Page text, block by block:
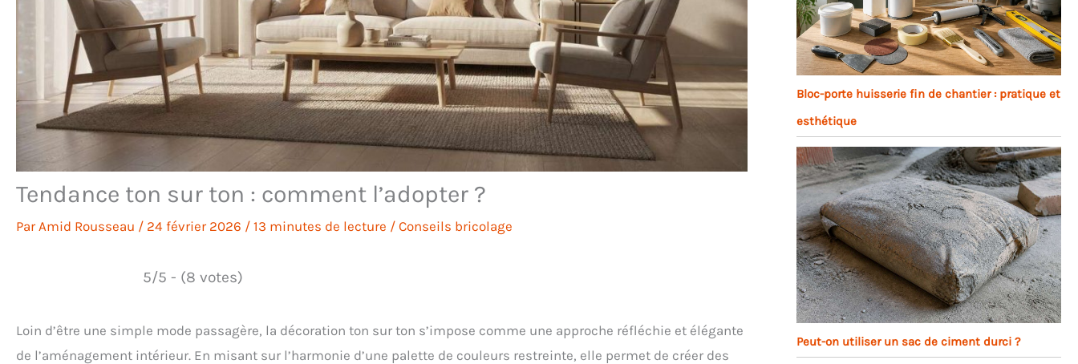
Tendance ton sur ton : comment l’adopter ?
ParAmid Rousseau / 24 février 2026 / 13 minutes de lecture / Conseils bricolage
5/5 - (8 votes)
Loin d’être une simple mode passagère, la décoration ton sur ton s’impose comme une approche réfléchie et élégante
de l’aménagement intérieur. En misant sur l’harmonie d’une palette de couleurs restreinte, elle permet de créer des
Bloc-porte huisserie fin de chantier : pratique et
esthétique
Peut-on utiliser un sac de ciment durci ?